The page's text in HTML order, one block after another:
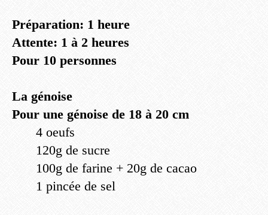
Préparation: 1 heure
Attente: 1 à 2 heures
Pour 10 personnes
La génoise
Pour une génoise de 18 à 20 cm
4 oeufs
120g de sucre
100g de farine + 20g de cacao
1 pincée de sel